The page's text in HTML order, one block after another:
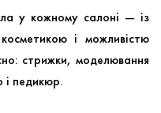
у кожному салоні — із
і можливістю
стрижки, моделювання
педикюр.